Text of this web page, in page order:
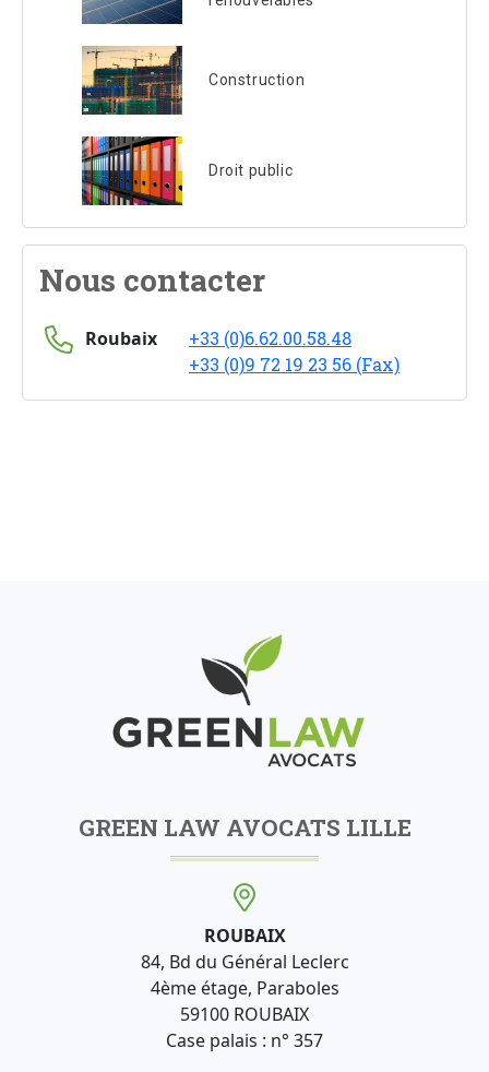
Construction
Droit public
Nous contacter
Roubaix
+33 (0)6.62.00.58.48
+33 (0)9 72 19 23 56 (Fax)
GREEN LAW AVOCATS LILLE
ROUBAIX
84, Bd du Général Leclerc
4ème étage, Paraboles
59100 ROUBAIX
Case palais : n° 357